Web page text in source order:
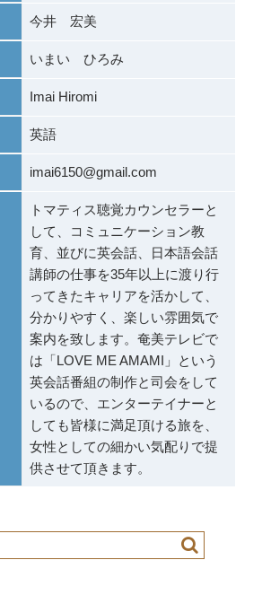
今井 宏美
いまい ひろみ
Imai Hiromi
英語
imai6150@gmail.com
トマティス聴覚カウンセラーと
して、コミュニケーション教
育、並びに英会話、日本語会話
講師の仕事を35年以上に渡り行
ってきたキャリアを活かして、
分かりやすく、楽しい雰囲気で
案内を致します。奄美テレビで
は「LOVE ME AMAMI」という
英会話番組の制作と司会をして
いるので、エンターテイナーと
しても皆様に満足頂ける旅を、
女性としての細かい気配りで提
供させて頂きます。